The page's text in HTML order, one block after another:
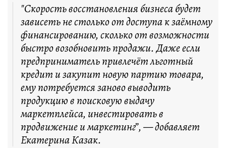
"Скорость восстановления бизнеса будет
зависеть не столько от доступа к заёмному
финансированию, сколько от возможности
быстро возобновить продажи. Даже если
предприниматель привлечёт льготный
кредит и закупит новую партию товара,
ему потребуется заново выводить
продукцию в поисковую выдачу
маркетплейса, инвестировать в
продвижение и маркетинг”, — добавляет
Екатерина Казак.